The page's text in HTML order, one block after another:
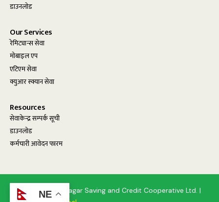
डाउनलोड
Our Services
रेमिट्यान्स सेवा
मोबाइल एप
एटिएम सेवा
क्युआर स्क्यान सेवा
Resources
सेवाकेन्द्र सम्पर्क सूची
डाउनलोड
कर्मचारी आवेदन फारम
© 2025, Birendranagar Saving and Credit Cooperative Ltd. |
NE